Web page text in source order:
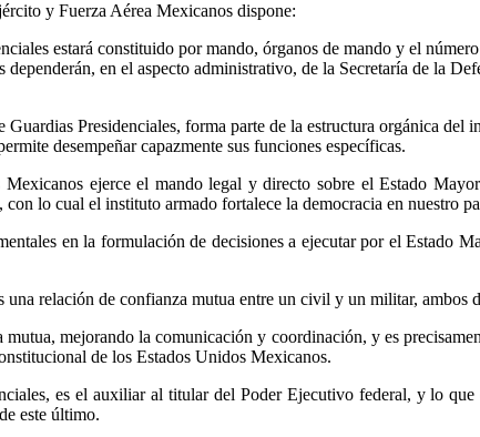
y Fuerza Aérea Mexicanos dispone:
estará constituido por mando, órganos de mando y el
en el aspecto administrativo, de la Secretaría de la
Presidenciales, forma parte de la estructura orgánica
desempeñar capazmente sus funciones específicas.
ejerce el mando legal y directo sobre el Estado
lo cual el instituto armado fortalece la democracia en nuestro
en la formulación de decisiones a ejecutar por el Estado
una relación de confianza mutua entre un civil y un militar,
mejorando la comunicación y coordinación, y es
de los Estados Unidos Mexicanos.
es el auxiliar al titular del Poder Ejecutivo federal, y lo
este último.